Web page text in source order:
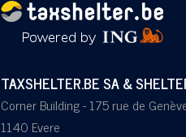
TAXSHELTER.BE SA &
Corner Building - 175 rue de
1140 Evere